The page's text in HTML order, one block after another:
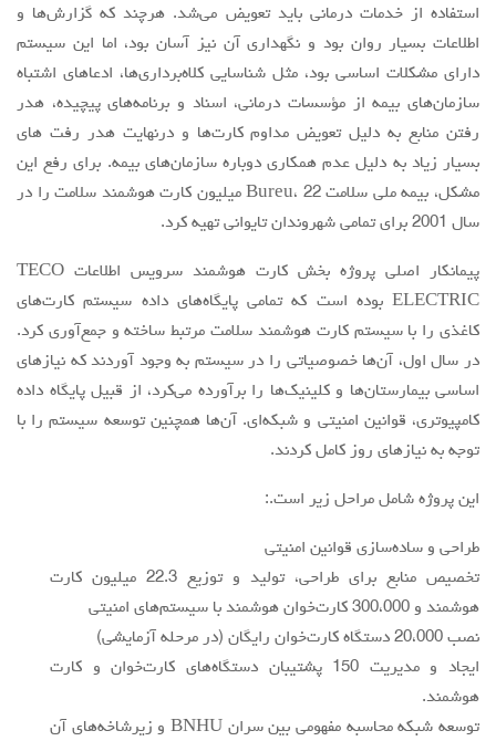
استفاده از خدمات درمانی باید تعویض می‌شد. هرچند که گزارش‌ها و
اطلاعات بسیار روان بود و نگهداری آن نیز آسان بود، اما این سیستم
دارای مشکلات اساسی بود، مثل شناسایی کلاه‌برداری‌ها، ادعاهای اشتباه
سازمان‌های بیمه از مؤسسات درمانی، اسناد و برنامه‌های پیچیده، هدر
رفتن منابع به دلیل تعویض مداوم کارت‌ها و درنهایت هدر رفت های
بسیار زیاد به دلیل عدم همکاری دوباره سازمان‌های بیمه. برای رفع این
مشکل، بیمه ملی سلامت Bureu، 22 میلیون کارت هوشمند سلامت را در
سال 2001 برای تمامی شهروندان تایوانی تهیه کرد.
پیمانکار اصلی پروژه بخش کارت هوشمند سرویس اطلاعات TECO
ELECTRIC بوده است که تمامی پایگاه‌های داده سیستم کارت‌های
کاغذی را با سیستم کارت هوشمند سلامت مرتبط ساخته و جمع‌آوری کرد.
در سال اول، آن‌ها خصوصیاتی را در سیستم به وجود آوردند که نیازهای
اساسی بیمارستان‌ها و کلینیک‌ها را برآورده می‌کرد، از قبیل پایگاه داده
کامپیوتری، قوانین امنیتی و شبکه‌ای. آن‌ها همچنین توسعه سیستم را با
توجه به نیازهای روز کامل کردند.
این پروژه شامل مراحل زیر است.:
طراحی و ساده‌سازی قوانین امنیتی
تخصیص منابع برای طراحی، تولید و توزیع 22.3 میلیون کارت
هوشمند و 300،000 کارت‌خوان هوشمند با سیستم‌های امنیتی
نصب 20،000 دستگاه کارت‌خوان رایگان (در مرحله آزمایشی)
ایجاد و مدیریت 150 پشتیبان دستگاه‌های کارت‌خوان و کارت
هوشمند.
توسعه شبکه محاسبه مفهومی بین سران BNHU و زیرشاخه‌های آن